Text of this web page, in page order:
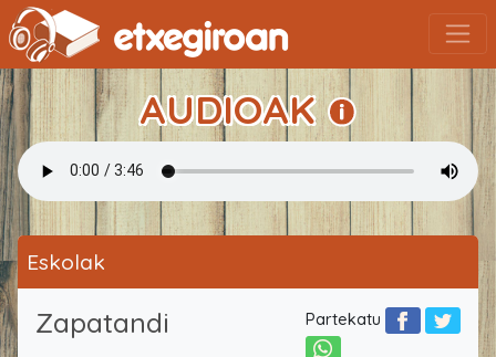
AUDIOAK
Eskolak
Partekatu
Zapatandi